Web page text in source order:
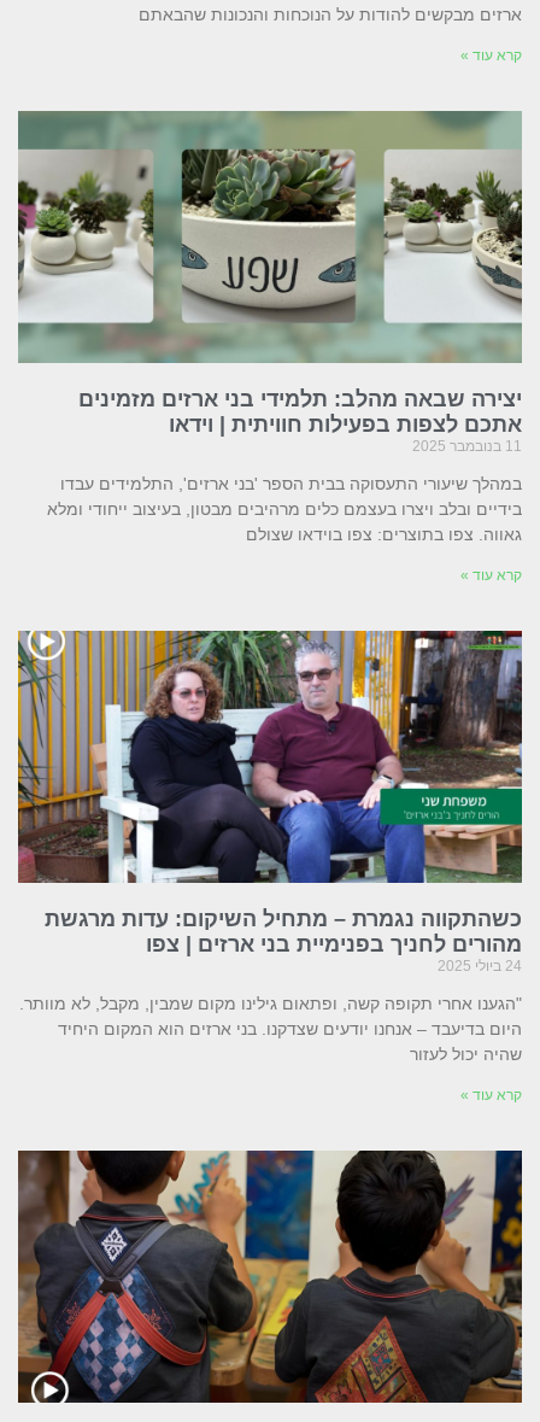
ארזים מבקשים להודות על הנוכחות והנכונות שהבאתם
קרא עוד »
יצירה שבאה מהלב: תלמידי בני ארזים מזמינים
אתכם לצפות בפעילות חוויתית | וידאו
11 בנובמבר 2025
במהלך שיעורי התעסוקה בבית הספר 'בני ארזים', התלמידים עבדו
בידיים ובלב ויצרו בעצמם כלים מרהיבים מבטון, בעיצוב ייחודי ומלא
גאווה. צפו בתוצרים: צפו בוידאו שצולם
קרא עוד »
כשהתקווה נגמרת – מתחיל השיקום: עדות מרגשת
מהורים לחניך בפנימיית בני ארזים | צפו
24 ביולי 2025
"הגענו אחרי תקופה קשה, ופתאום גילינו מקום שמבין, מקבל, לא מוותר.
היום בדיעבד – אנחנו יודעים שצדקנו. בני ארזים הוא המקום היחיד
שהיה יכול לעזור
קרא עוד »